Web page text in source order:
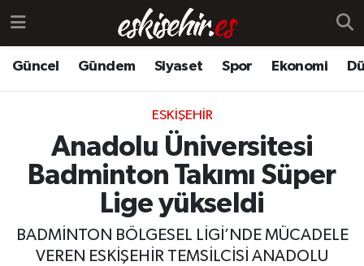
Güncel Gündem Siyaset Spor Ekonomi
ESKIŞEHIR
Anadolu Üniversitesi
Badminton Takımı Süper
Lige yükseldi
BADMİNTON BÖLGESEL LİGİ’NDE MÜCADELE
VEREN ESKİŞEHİR TEMSİLCİSİ ANADOLU